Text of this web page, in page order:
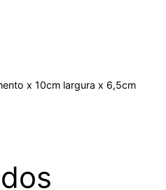
x 10cm largura x 6,5cm